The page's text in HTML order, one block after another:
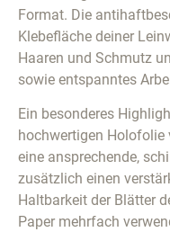
Format. Die
Klebefläche deiner
Haaren und Schmutz
sowie entspanntes
Ein besonderes
hochwertigen Holofolie
eine ansprechende,
zusätzlich einen
Haltbarkeit der Blätter
Paper mehrfach